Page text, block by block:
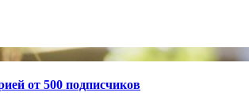
от 500 подписчиков